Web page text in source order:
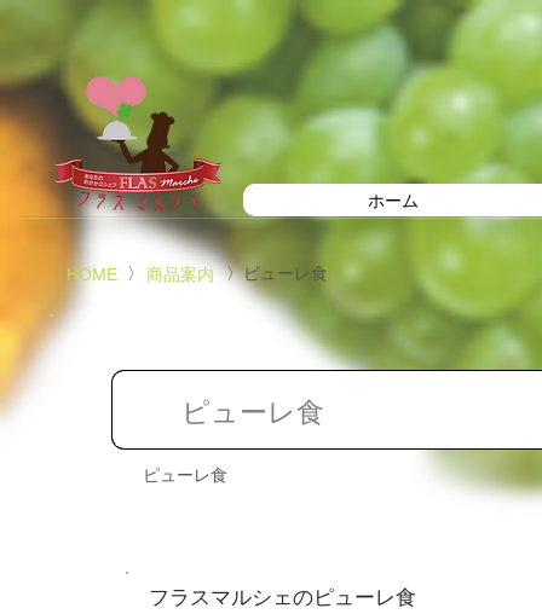
ホーム
HOME 〉 商品案内 〉ピューレ食
ピューレ食
ピューレ食
フラスマルシェのピューレ食